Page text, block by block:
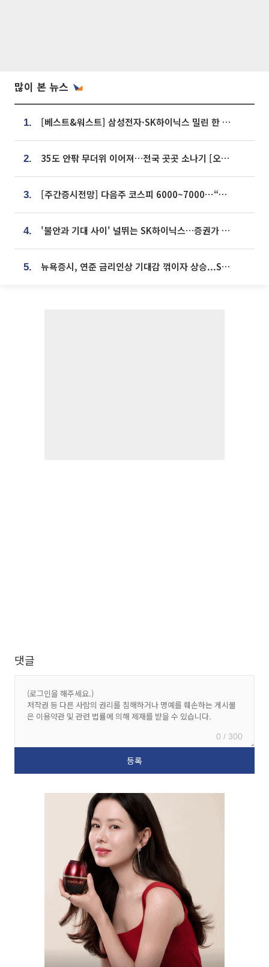
많이 본 뉴스
1. [베스트&워스트] 삼성전자·SK하이닉스 밀린 한 주…상상인증권은 85% 급등
2. 35도 안팎 무더위 이어져…전국 곳곳 소나기 [오늘 날씨]
3. [주간증시전망] 다음주 코스피 6000~7000⋯“外人 수급은 정책이 변수”
4. '불안과 기대 사이' 널뛰는 SK하이닉스…증권가 "HBM4·LTA 기반 펀터멘털 견고"
5. 뉴욕증시, 연준 금리인상 기대감 꺾이자 상승...S&P500 사상 최고치 [종합]
댓글
0 / 300